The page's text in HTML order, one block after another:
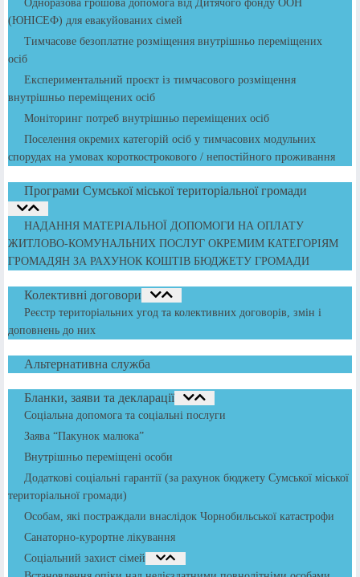
Одноразова грошова допомога від Дитячого фонду ООН
(ЮНІСЕФ) для евакуйованих сімей
Тимчасове безоплатне розміщення внутрішньо переміщених
осіб
Експериментальний проєкт із тимчасового розміщення
внутрішньо переміщених осіб
Моніторинг потреб внутрішньо переміщених осіб
Поселення окремих категорій осіб у тимчасових модульних
спорудах на умовах короткострокового / непостійного проживання
Програми Сумської міської територіальної громади
НАДАННЯ МАТЕРІАЛЬНОЇ ДОПОМОГИ НА ОПЛАТУ
ЖИТЛОВО-КОМУНАЛЬНИХ ПОСЛУГ ОКРЕМИМ КАТЕГОРІЯМ
ГРОМАДЯН ЗА РАХУНОК КОШТІВ БЮДЖЕТУ ГРОМАДИ
Колективні договори
Реєстр територіальних угод та колективних договорів, змін і
доповнень до них
Альтернативна служба
Бланки, заяви та декларації
Соціальна допомога та соціальні послуги
Заява “Пакунок малюка”
Внутрішньо переміщені особи
Додаткові соціальні гарантії (за рахунок бюджету Сумської міської
територіальної громади)
Особам, які постраждали внаслідок Чорнобильської катастрофи
Санаторно-курортне лікування
Соціальний захист сімей